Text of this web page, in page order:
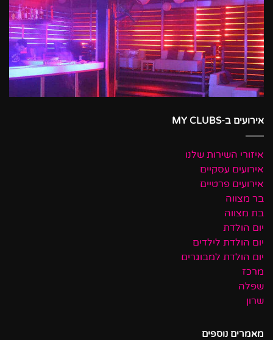
אירועים ב-MY CLUBS
איזורי השירות שלנו
אירועים עסקיים
אירועים פרטיים
בר מצווה
בת מצווה
יום הולדת
יום הולדת לילדים
יום הולדת למבוגרים
מרכז
שפלה
שרון
מאמרים נוספים